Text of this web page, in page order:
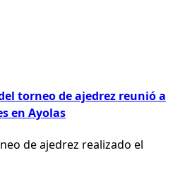
torneo de ajedrez reunió a
en Ayolas
de ajedrez realizado el